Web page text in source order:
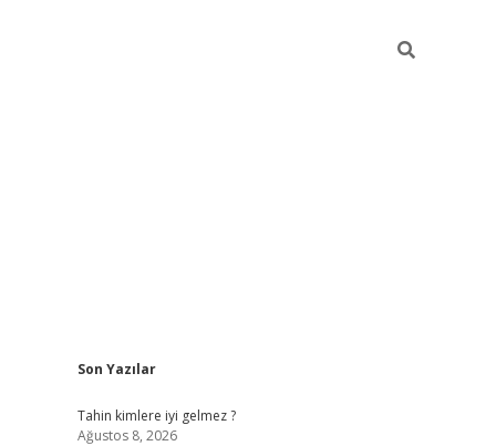
Sidebar
Son Yazılar
Tahin kimlere iyi gelmez ?
Ağustos 8, 2026